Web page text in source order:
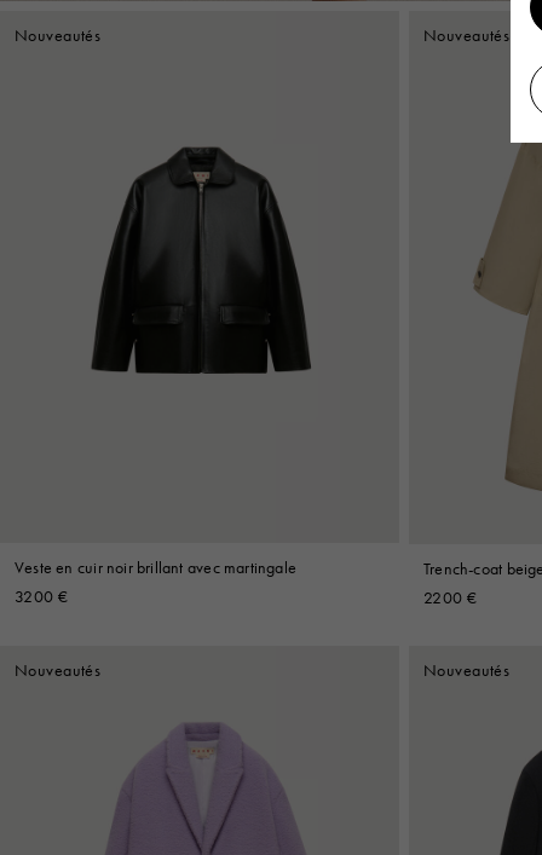
Nouveautés
Veste en cuir noir brillant avec martingale
3200 €
Nouveautés
Trench-coat
2200 €
Nouveautés Nouveautés